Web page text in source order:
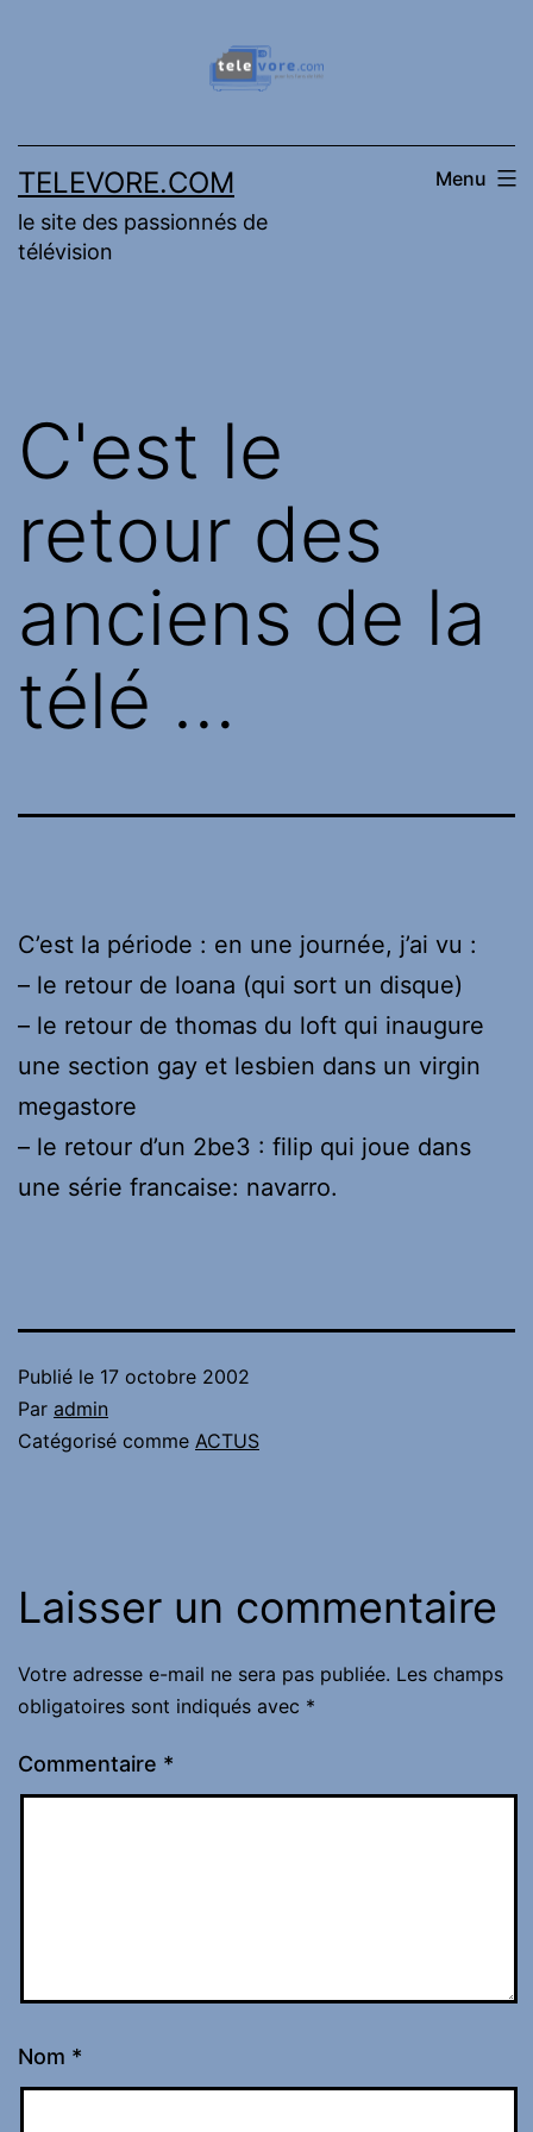
TELEVORE.COM
le site des passionnés de
télévision
Menu
C'est le
retour des
anciens de la
télé …
C’est la période : en une journée, j’ai vu :
– le retour de loana (qui sort un disque)
– le retour de thomas du loft qui inaugure
une section gay et lesbien dans un virgin
megastore
– le retour d’un 2be3 : filip qui joue dans
une série francaise: navarro.
Publié le 17 octobre 2002
Par admin
Catégorisé comme ACTUS
Laisser un commentaire
Votre adresse e-mail ne sera pas publiée. Les champs
obligatoires sont indiqués avec *
Commentaire *
Nom *